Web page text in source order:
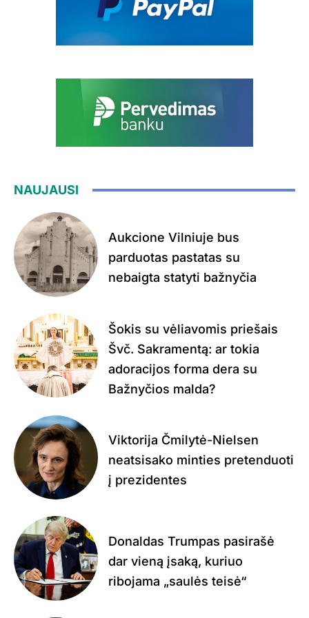
NAUJAUSI
Aukcione Vilniuje bus
parduotas pastatas su
nebaigta statyti bažnyčia
Šokis su vėliavomis priešais
Švč. Sakramentą: ar tokia
adoracijos forma dera su
Bažnyčios malda?
Viktorija Čmilytė-Nielsen
neatsisako minties pretenduoti
į prezidentes
Donaldas Trumpas pasirašė
dar vieną įsaką, kuriuo
ribojama „saulės teisė“